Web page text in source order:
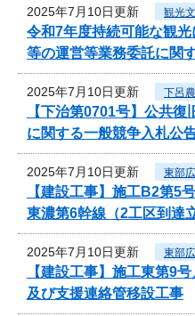
2025年7月10日更新 観光
令和7年度持続可能な観
等の運営等業務委託に関
2025年7月10日更新 下呂
【下治第0701号】公共
に関する一般競争入札公
2025年7月10日更新 東部
【建設工事】施工B2第5
東濃第6幹線（2工区到達
2025年7月10日更新 東部
【建設工事】施工東第9
及び支援連絡管移設工事